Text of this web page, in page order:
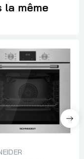
la même